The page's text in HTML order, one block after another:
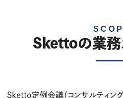
Skettoの業務
Sketto定例会議（コンサルティン